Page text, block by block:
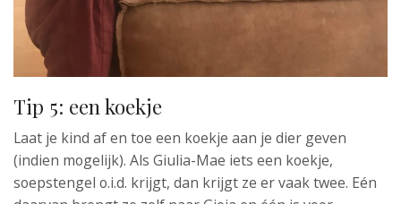
Tip 5: een koekje
Laat je kind af en toe een koekje aan je dier geven
(indien mogelijk). Als Giulia-Mae iets een koekje,
soepstengel o.i.d. krijgt, dan krijgt ze er vaak twee. Eén